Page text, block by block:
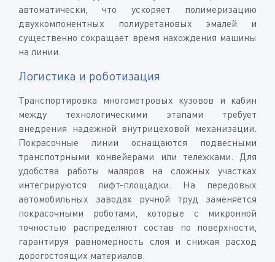
автоматически, что ускоряет полимеризацию
двухкомпонентных полиуретановых эмалей и
существенно сокращает время нахождения машины
на линии.
Логистика и роботизация
Транспортировка многометровых кузовов и кабин
между технологическими этапами требует
внедрения надежной внутрицеховой механизации.
Покрасочные линии оснащаются подвесными
транспотрными конвейерами или тележками. Для
удобства работы маляров на сложных участках
интегрируются лифт-площадки. На передовых
автомобильных заводах ручной труд заменяется
покрасочными роботами, которые с микронной
точностью распределяют состав по поверхности,
гарантируя равномерность слоя и снижая расход
дорогостоящих материалов.